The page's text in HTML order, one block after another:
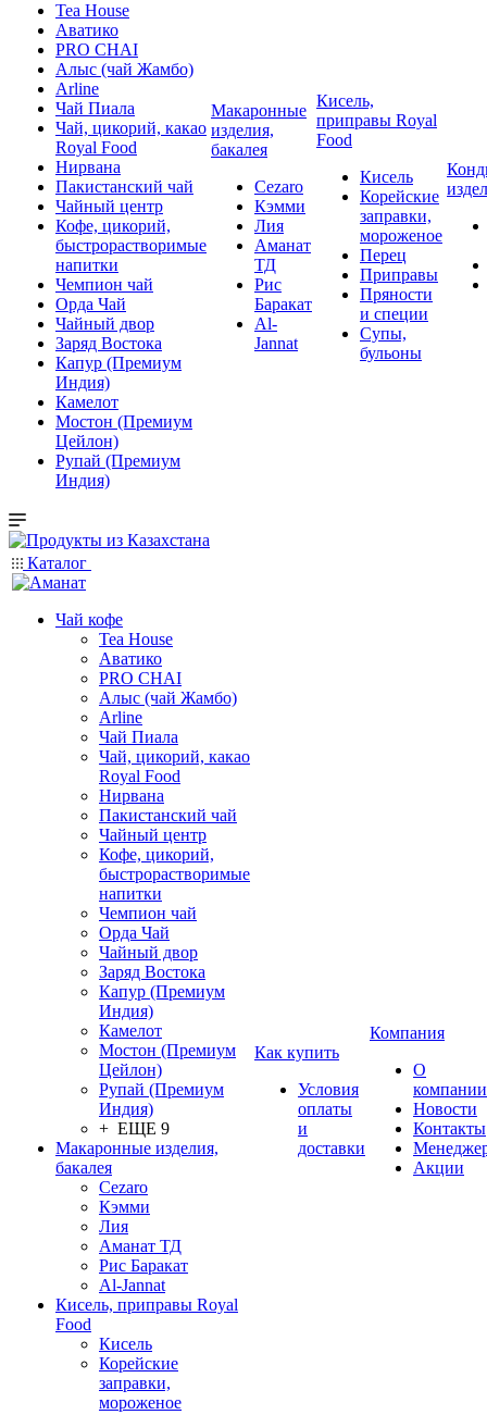
Tea House
Аватико
PRO CHAI
Алыс (чай Жамбо)
Arline
Чай Пиала
Чай, цикорий, какао
Royal Food
Нирвана
Пакистанский чай
Чайный центр
Кофе, цикорий,
быстрорастворимые
напитки
Чемпион чай
Орда Чай
Чайный двор
Заряд Востока
Капур (Премиум
Индия)
Камелот
Мостон (Премиум
Цейлон)
Рупай (Премиум
Индия)
Макаронные
изделия,
бакалея
Cezaro
Кэмми
Лия
Аманат
ТД
Рис
Баракат
Al-
Jannat
Кисель,
приправы Royal
Food
Кисель
Корейские
заправки,
мороженое
Перец
Приправы
Пряности
и специи
Супы,
бульоны
Каталог
Чай кофе
Tea House
Аватико
PRO CHAI
Алыс (чай Жамбо)
Arline
Чай Пиала
Чай, цикорий, какао
Royal Food
Нирвана
Пакистанский чай
Чайный центр
Кофе, цикорий,
быстрорастворимые
напитки
Чемпион чай
Орда Чай
Чайный двор
Заряд Востока
Капур (Премиум
Индия)
Камелот
Мостон (Премиум
Цейлон)
Рупай (Премиум
Индия)
+ ЕЩЕ 9
Макаронные изделия,
бакалея
Cezaro
Кэмми
Лия
Аманат ТД
Рис Баракат
Al-Jannat
Кисель, приправы Royal
Food
Кисель
Корейские
заправки,
мороженое
Как купить
Условия
оплаты
и
доставки
Компания
О
компании
Новости
Контакты
Акции